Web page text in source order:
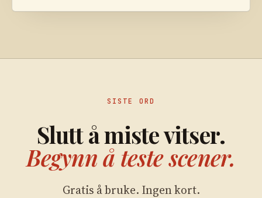
SISTE ORD
Slutt å miste vitser.
Begynn å teste scener.
Gratis å bruke. Ingen kort.